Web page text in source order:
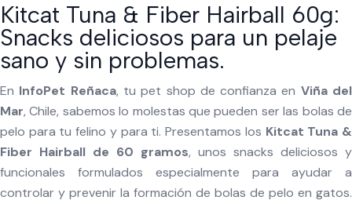
Kitcat Tuna & Fiber Hairball 60g:
Snacks deliciosos para un pelaje
sano y sin problemas.
En InfoPet Reñaca, tu pet shop de confianza en Viña del
Mar, Chile, sabemos lo molestas que pueden ser las bolas de
pelo para tu felino y para ti. Presentamos los Kitcat Tuna &
Fiber Hairball de 60 gramos, unos snacks deliciosos y
funcionales formulados especialmente para ayudar a
controlar y prevenir la formación de bolas de pelo en gatos.